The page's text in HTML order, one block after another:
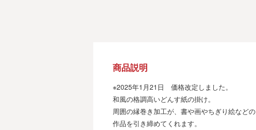
商品説明
※2025年1月21日 価格改定しました。
和風の格調高いどんす紙の掛け。
周囲の縁巻き加工が、書や画やちぎり絵などの
作品を引き締めてくれます。